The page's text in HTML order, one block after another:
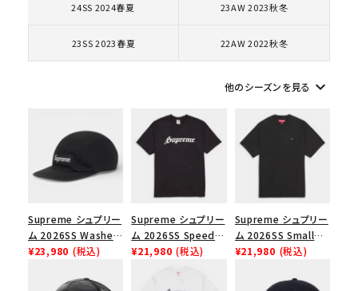
人気ワード 2026SS
Tシャツ・ロングスリーブ
コラボレーションブランドから探す
シーズンから探す
並び順
価格から探す
24SS 2024春夏 23AW 2023秋冬
23SS 2023春夏 22AW 2022秋冬
他のシーズンを見る keyboard_arrow_down
Supreme シュプリー
ム 2026SS Washed
Chino Twill Camp
ノツイル キャンプキャ
¥23,980 (税込)
Supreme シュプリー
ム 2026SS Speed
Tee スピードTシャツ
¥21,980 (税込)
Supreme シュプリー
ム 2026SS Small
Box Tee スモールボ
¥21,980 (税込)